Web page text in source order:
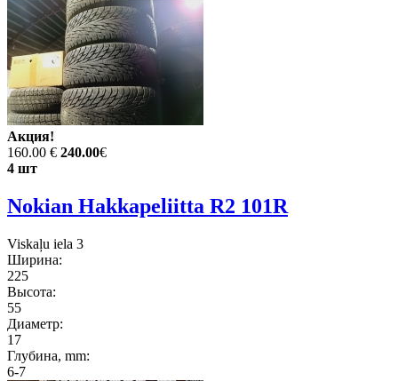
Акция!
160.00 € 240.00€
4 шт
Nokian Hakkapeliitta R2 101R
Viskaļu iela 3
Ширина:
225
Высота:
55
Диаметр:
17
Глубина, mm:
6-7